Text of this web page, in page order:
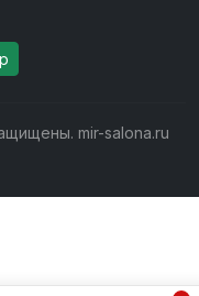
mir-salona.ru